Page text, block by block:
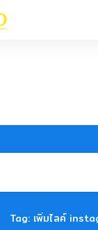
Tag: เพิ่มไลค์